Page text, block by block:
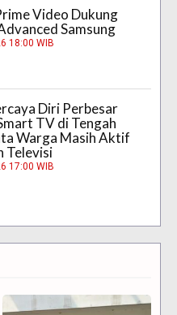
Video Dukung
Samsung
18:00 WIB
Diri Perbesar
TV di Tengah
Warga Masih Aktif
Televisi
17:00 WIB